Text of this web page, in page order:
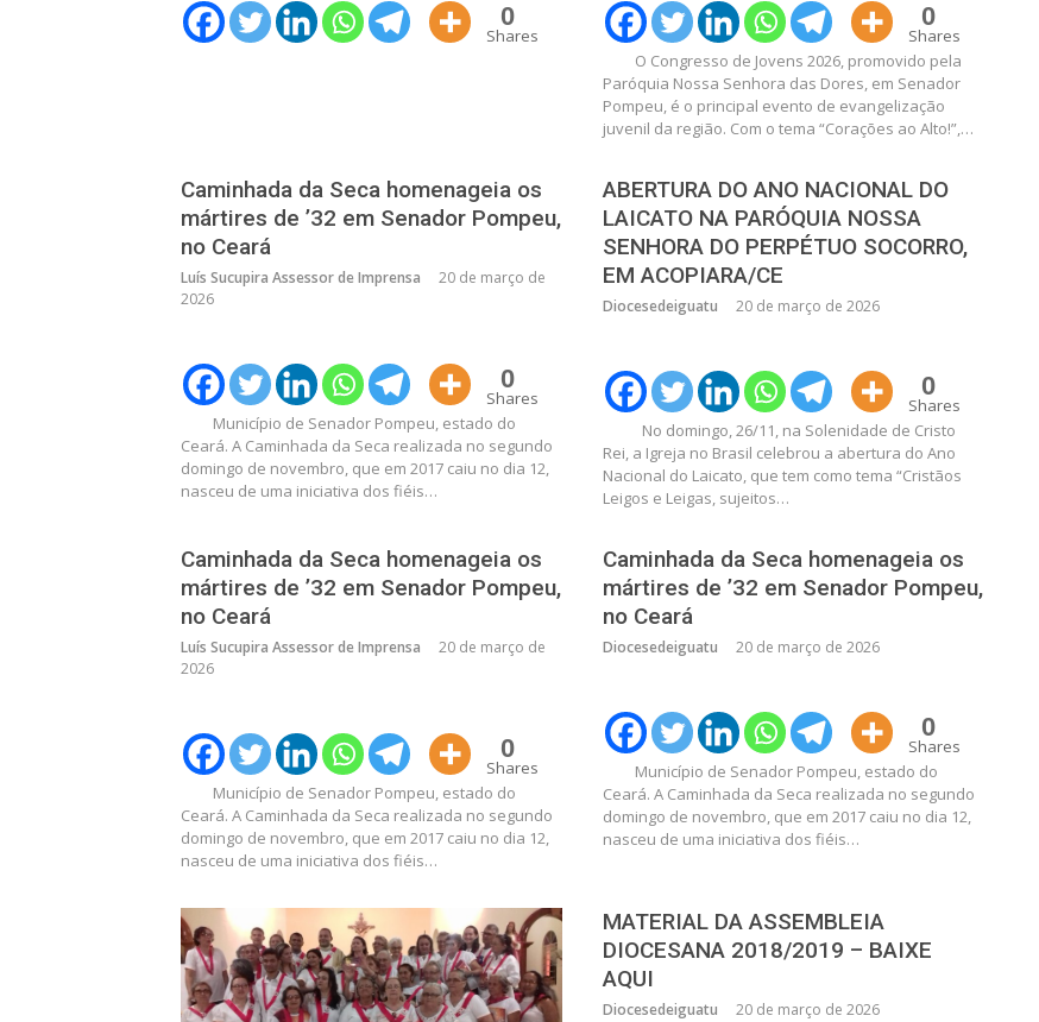
0
Shares
0
Shares
O Congresso de Jovens 2026, promovido pela
Paróquia Nossa Senhora das Dores, em Senador
Pompeu, é o principal evento de evangelização
juvenil da região. Com o tema “Corações ao Alto!”,…
Caminhada da Seca homenageia os
mártires de ’32 em Senador Pompeu,
no Ceará
Luís Sucupira Assessor de Imprensa
20 de março de
2026
0
Shares
Município de Senador Pompeu, estado do
Ceará. A Caminhada da Seca realizada no segundo
domingo de novembro, que em 2017 caiu no dia 12,
nasceu de uma iniciativa dos fiéis…
ABERTURA DO ANO NACIONAL DO
LAICATO NA PARÓQUIA NOSSA
SENHORA DO PERPÉTUO SOCORRO,
EM ACOPIARA/CE
Diocesedeiguatu 20 de março de 2026
0
Shares
No domingo, 26/11, na Solenidade de Cristo
Rei, a Igreja no Brasil celebrou a abertura do Ano
Nacional do Laicato, que tem como tema “Cristãos
Leigos e Leigas, sujeitos…
Caminhada da Seca homenageia os
mártires de ’32 em Senador Pompeu,
no Ceará
Luís Sucupira Assessor de Imprensa
20 de março de
2026
0
Shares
Município de Senador Pompeu, estado do
Ceará. A Caminhada da Seca realizada no segundo
domingo de novembro, que em 2017 caiu no dia 12,
nasceu de uma iniciativa dos fiéis…
Caminhada da Seca homenageia os
mártires de ’32 em Senador Pompeu,
no Ceará
Diocesedeiguatu 20 de março de 2026
0
Shares
Município de Senador Pompeu, estado do
Ceará. A Caminhada da Seca realizada no segundo
domingo de novembro, que em 2017 caiu no dia 12,
nasceu de uma iniciativa dos fiéis…
MATERIAL DA ASSEMBLEIA
DIOCESANA 2018/2019 – BAIXE
AQUI
Diocesedeiguatu 20 de março de 2026